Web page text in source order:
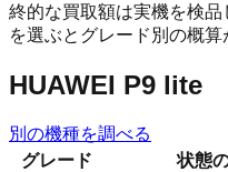
終的な買取額は実機を検
を選ぶとグレード別の概算
HUAWEI P9 lite
別の機種を調べる
グレード
状態